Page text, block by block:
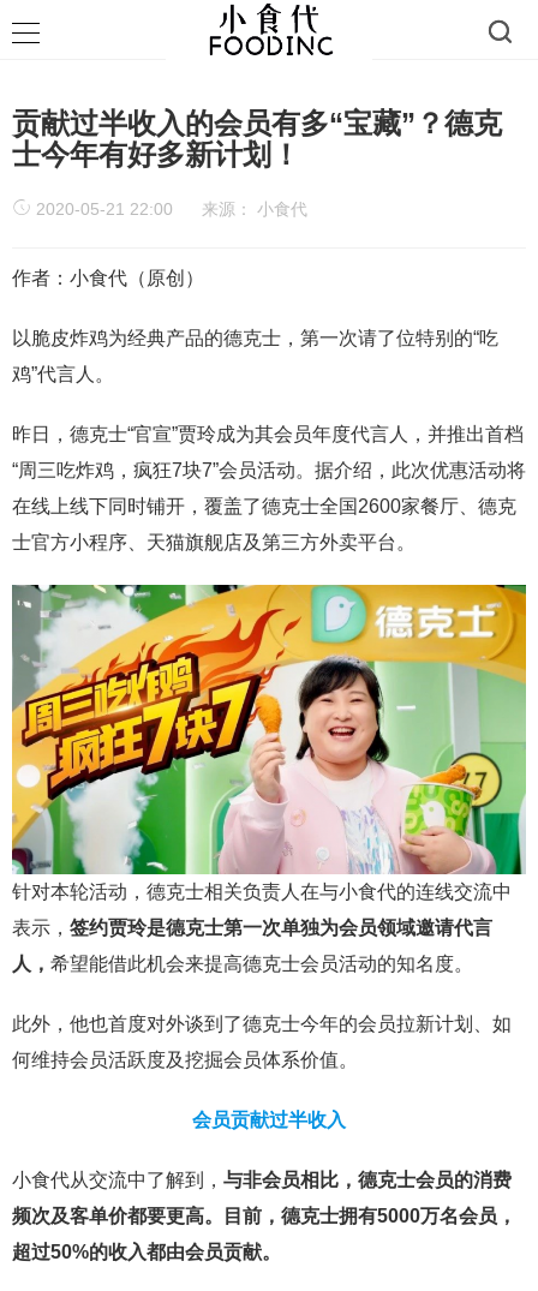
贡献过半收入的会员有多“宝藏”？德克
士今年有好多新计划！
2020-05-21 22:00 来源： 小食代
作者：小食代（原创）
以脆皮炸鸡为经典产品的德克士，第一次请了位特别的“吃
鸡”代言人。
昨日，德克士“官宣”贾玲成为其会员年度代言人，并推出首档
“周三吃炸鸡，疯狂7块7”会员活动。据介绍，此次优惠活动将
在线上线下同时铺开，覆盖了德克士全国2600家餐厅、德克
士官方小程序、天猫旗舰店及第三方外卖平台。
针对本轮活动，德克士相关负责人在与小食代的连线交流中
表示， 签约贾玲是德克士第一次单独为会员领域邀请代言
人， 希望能借此机会来提高德克士会员活动的知名度。
此外，他也首度对外谈到了德克士今年的会员拉新计划、如
何维持会员活跃度及挖掘会员体系价值。
会员贡献过半收入
小食代从交流中了解到， 与非会员相比，德克士会员的消费
频次及客单价都要更高。目前，德克士拥有5000万名会员，
超过50%的收入都由会员贡献。